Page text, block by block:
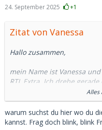
24. September 2025 +1
Zitat von Vanessa
Hallo zusammen,
mein Name ist Vanessa
RTL Extra. Ich drehe
Sugar Dating und bin noch
die mir ein bisschen von
möchten
Alles wäre
und wir würden natürlich
Alles
warum suchst du hier wo du
kannst. Frag doch blink, blink